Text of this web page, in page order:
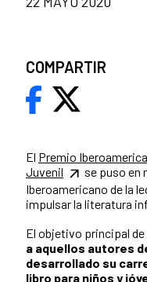
El Premio
Juvenil
se puso en
Iberoamericano de la
impulsar la literatura
El objetivo principal
a aquellos autores
desarrollado su
libro para niños y
COMPARTIR